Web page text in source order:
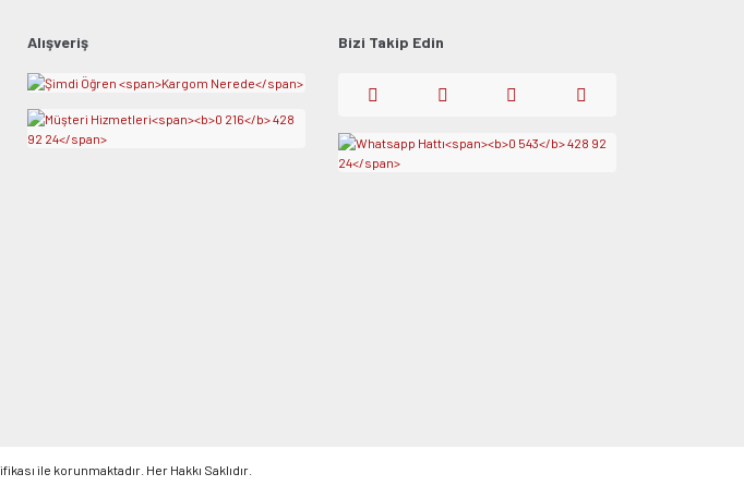
Alışveriş Bizi Takip Edin
ile korunmaktadır. Her Hakkı Saklıdır.